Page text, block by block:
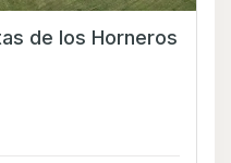
de los Horneros